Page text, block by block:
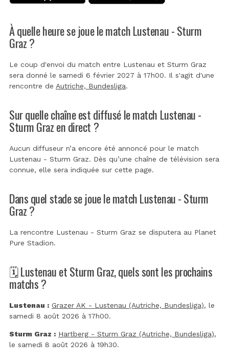
À quelle heure se joue le match Lustenau - Sturm
Graz ?
Le coup d'envoi du match entre Lustenau et Sturm Graz
sera donné le samedi 6 février 2027 à 17h00. Il s'agit d'une
rencontre de Autriche, Bundesliga.
Sur quelle chaîne est diffusé le match Lustenau -
Sturm Graz en direct ?
Aucun diffuseur n’a encore été annoncé pour le match
Lustenau - Sturm Graz. Dès qu’une chaîne de télévision sera
connue, elle sera indiquée sur cette page.
Dans quel stade se joue le match Lustenau - Sturm
Graz ?
La rencontre Lustenau - Sturm Graz se disputera au Planet
Pure Stadion.
🗓️ Lustenau et Sturm Graz, quels sont les prochains
matchs ?
Lustenau : Grazer AK - Lustenau (Autriche, Bundesliga), le
samedi 8 août 2026 à 17h00.
Sturm Graz : Hartberg - Sturm Graz (Autriche, Bundesliga),
le samedi 8 août 2026 à 19h30.